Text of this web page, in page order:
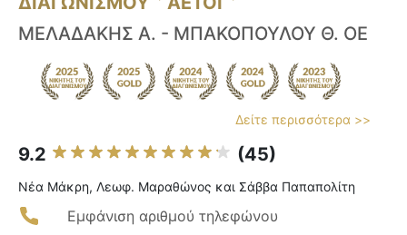
ΜΕΛΑΔΑΚΗΣ Α. - ΜΠΑΚΟΠΟΥΛΟΥ Θ. ΟΕ
Δείτε περισσότερα >>
9.2 (45)
Νέα Μάκρη, Λεωφ. Μαραθώνος και Σάββα Παπαπολίτη
Εμφάνιση αριθμού τηλεφώνου